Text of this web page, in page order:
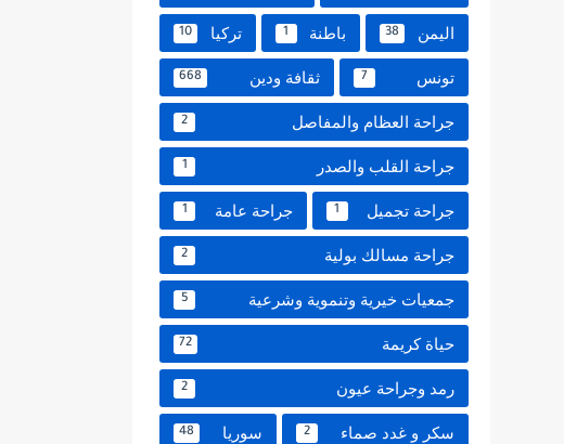
اليمن 38 باطنة 1 تركيا 10
تونس 7 ثقافة ودين 668
جراحة العظام والمفاصل 2
جراحة القلب والصدر 1
جراحة تجميل 1 جراحة عامة 1
جراحة مسالك بولية 2
جمعيات خيرية وتنموية وشرعية 5
حياة كريمة 72
رمد وجراحة عيون 2
سكر و غدد صماء 2 سوريا 48